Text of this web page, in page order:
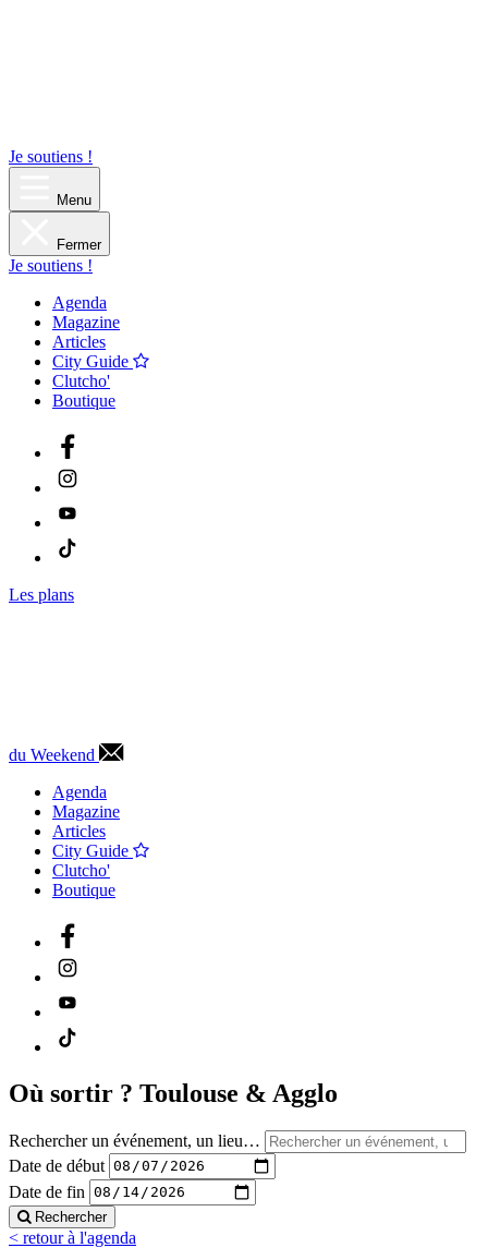
Je soutiens !
Menu
Fermer
Je soutiens !
Agenda
Magazine
Articles
City Guide
Clutcho'
Boutique
Les plans
du Weekend
Agenda
Magazine
Articles
City Guide
Clutcho'
Boutique
Où sortir ? Toulouse & Agglo
Rechercher un événement, un lieu…
Date de début
Date de fin
Rechercher
< retour à l'agenda